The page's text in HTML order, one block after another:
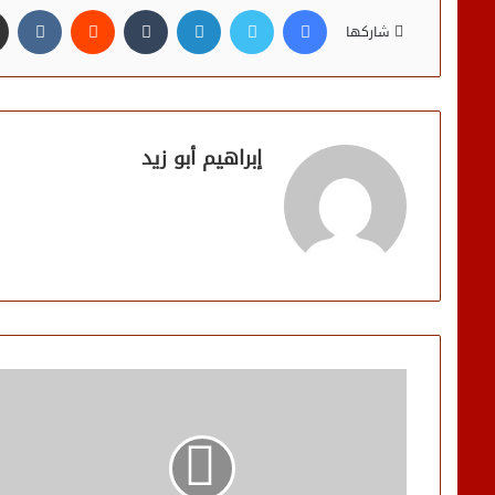
شاركها
فيسبوك تويتر لينكدإن
إبراهيم أبو زيد